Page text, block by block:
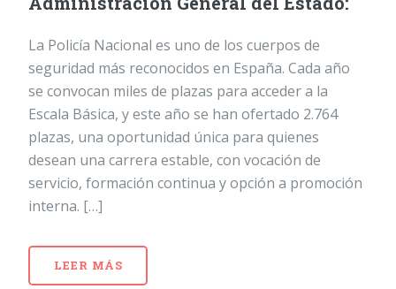
La Policía Nacional es uno de los cuerpos de
seguridad más reconocidos en España. Cada año
se convocan miles de plazas para acceder a la
Escala Básica, y este año se han ofertado 2.764
plazas, una oportunidad única para quienes
desean una carrera estable, con vocación de
servicio, formación continua y opción a promoción
interna. […]
LEER MÁS